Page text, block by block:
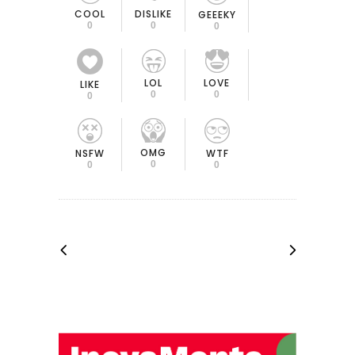
COOL
0
DISLIKE
0
GEEEKY
0
LIKE
0
LOL
0
LOVE
0
NSFW
0
OMG
0
WTF
0